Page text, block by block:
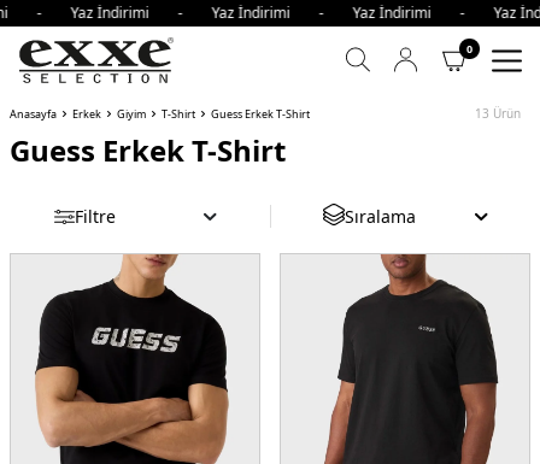
- Yaz İndirimi - Yaz İndirimi - Yaz İndirimi -
0
Anasayfa Erkek Giyim T-Shirt Guess Erkek T-Shirt 13 Ürün
Guess Erkek T-Shirt
Filtre Sıralama